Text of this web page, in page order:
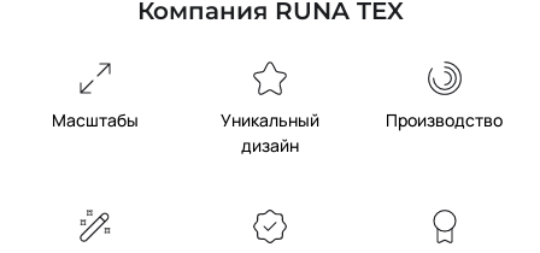
Компания RUNA TEX
Масштабы
Уникальный
дизайн
Производство